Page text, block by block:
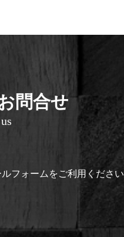
問合せ
フォームをご利用ください